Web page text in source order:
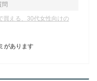
問
買える、30代女性向けの
があります